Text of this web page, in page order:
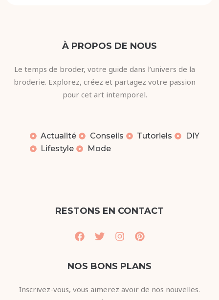
À PROPOS DE NOUS
Le temps de broder, votre guide dans l’univers de la
broderie. Explorez, créez et partagez votre passion
pour cet art intemporel.
Actualité Conseils Tutoriels
DIY
Lifestyle
Mode
RESTONS EN CONTACT
NOS BONS PLANS
Inscrivez-vous, vous aimerez avoir de nos nouvelles.